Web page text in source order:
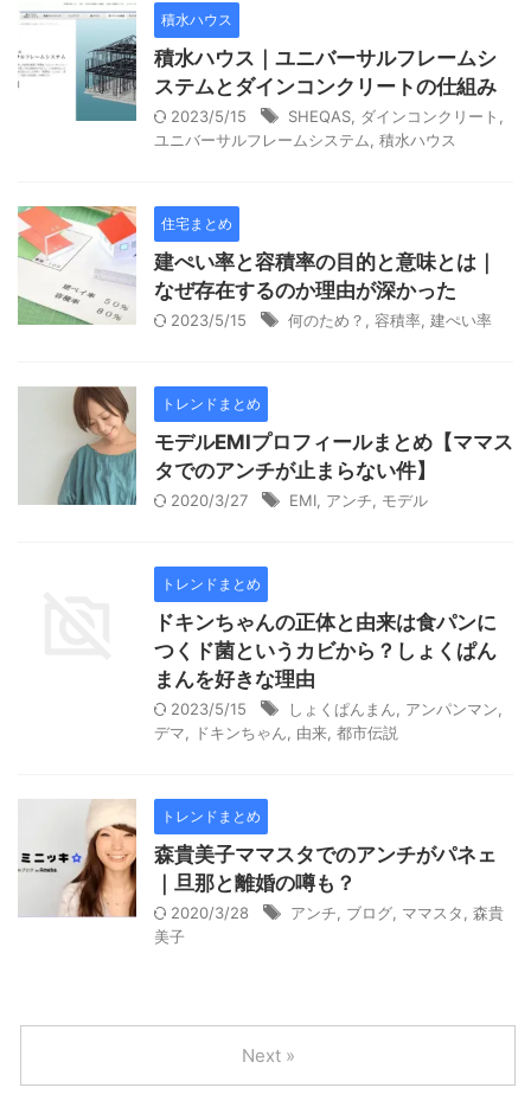
積水ハウス
積水ハウス｜ユニバーサルフレームシ
ステムとダインコンクリートの仕組み
2023/5/15 SHEQAS ダインコンクリート
ユニバーサルフレームシステム
積水ハウス
住宅まとめ
建ぺい率と容積率の目的と意味とは｜
なぜ存在するのか理由が深かった
2023/5/15 何のため？ 容積率 建ぺい率
トレンドまとめ
モデルEMIプロフィールまとめ【ママス
タでのアンチが止まらない件】
2020/3/27 EMI アンチ モデル
トレンドまとめ
ドキンちゃんの正体と由来は食パンに
つくド菌というカビから？しょくぱん
まんを好きな理由
2023/5/15 しょくぱんまん アンパンマン
デマ
ドキンちゃん 由来 都市伝説
トレンドまとめ
森貴美子ママスタでのアンチがパネェ
｜旦那と離婚の噂も？
2020/3/28 アンチ ブログ ママスタ
森貴
美子
Next »